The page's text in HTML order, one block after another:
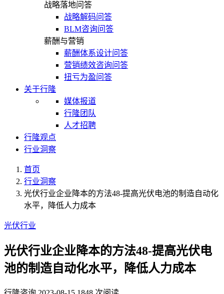
战略落地问答
战略解码问答
BLM咨询问答
薪酬与营销
薪酬体系设计问答
营销绩效咨询问答
扭亏为盈问答
关于行隆
媒体报道
行隆团队
人才招聘
行隆观点
行业洞察
首页
行业洞察
光伏行业企业降本的方法48-提高光伏电池的制造自动化
水平，降低人力成本
光伏行业
光伏行业企业降本的方法48-提高光伏电
池的制造自动化水平，降低人力成本